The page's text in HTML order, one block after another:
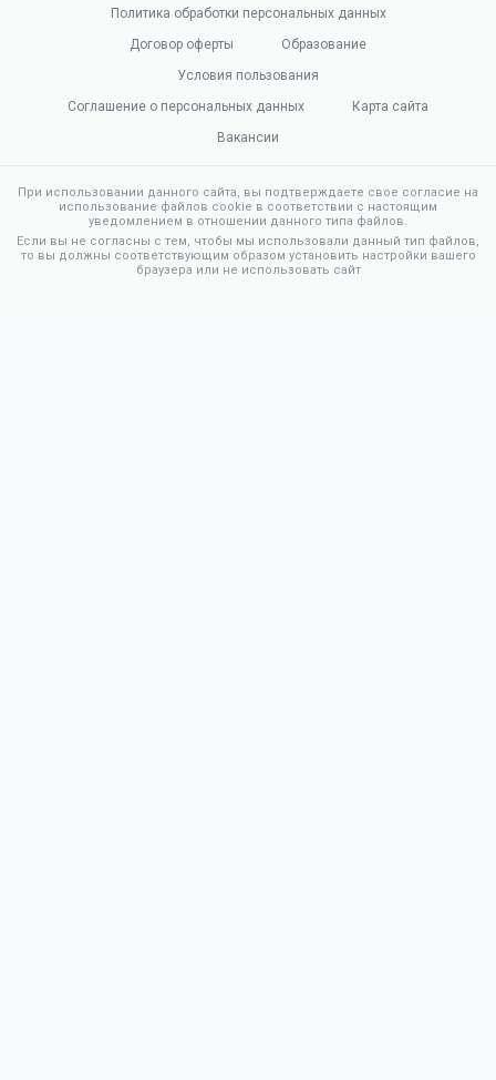
Политика обработки персональных данных
Договор оферты
Образование
Условия пользования
Соглашение о персональных данных
Карта сайта
Вакансии
При использовании данного сайта, вы подтверждаете свое согласие на
использование файлов cookie в соответствии с настоящим
уведомлением в отношении данного типа файлов.
Если вы не согласны с тем, чтобы мы использовали данный тип файлов,
то вы должны соответствующим образом установить настройки вашего
браузера или не использовать сайт